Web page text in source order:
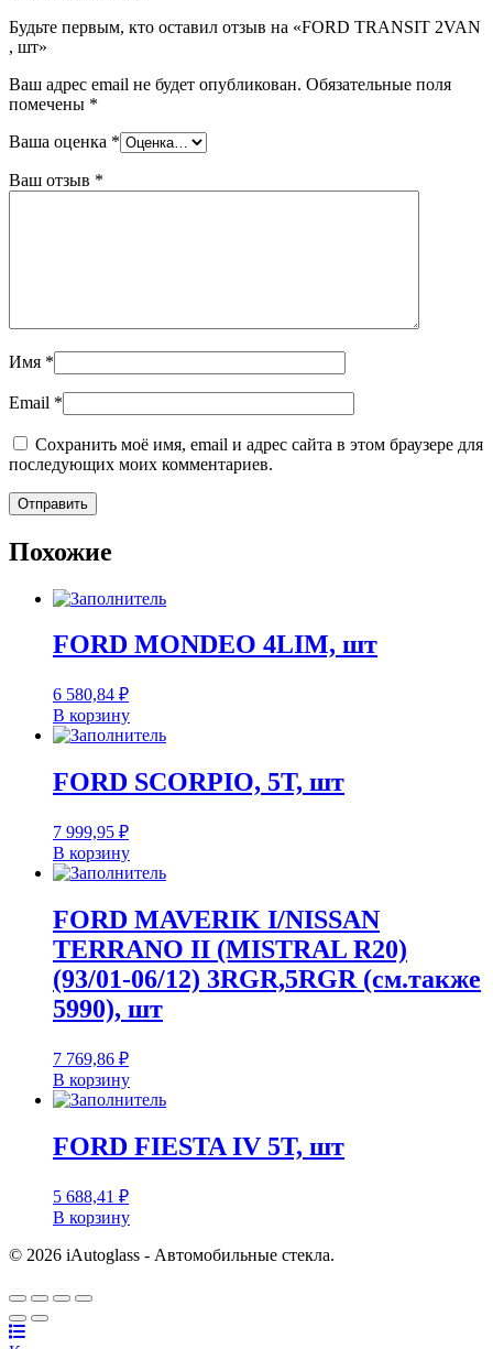
Будьте первым, кто оставил отзыв на «FORD TRANSIT 2VAN
, шт»
Ваш адрес email не будет опубликован. Обязательные поля
помечены *
Ваша оценка *
Ваш отзыв *
Имя *
Email *
Сохранить моё имя, email и адрес сайта в этом браузере для
последующих моих комментариев.
Похожие
FORD MONDEO 4LIM, шт
6 580,84 ₽
В корзину
FORD SCORPIO, 5T, шт
7 999,95 ₽
В корзину
FORD MAVERIK I/NISSAN
TERRANO II (MISTRAL R20)
(93/01-06/12) 3RGR,5RGR (см.также
5990), шт
7 769,86 ₽
В корзину
FORD FIESTA IV 5T, шт
5 688,41 ₽
В корзину
© 2026 iAutoglass - Автомобильные стекла.